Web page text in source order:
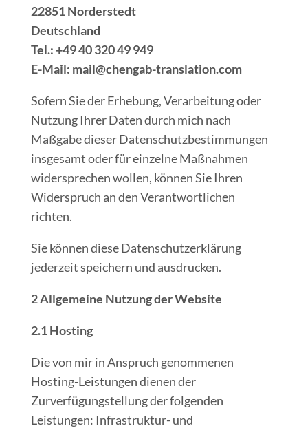
22851 Norderstedt
Deutschland
Tel.: +49 40 320 49 949
E-Mail: mail@chengab-translation.com
Sofern Sie der Erhebung, Verarbeitung oder
Nutzung Ihrer Daten durch mich nach
Maßgabe dieser Datenschutzbestimmungen
insgesamt oder für einzelne Maßnahmen
widersprechen wollen, können Sie Ihren
Widerspruch an den Verantwortlichen
richten.
Sie können diese Datenschutzerklärung
jederzeit speichern und ausdrucken.
2 Allgemeine Nutzung der Website
2.1 Hosting
Die von mir in Anspruch genommenen
Hosting-Leistungen dienen der
Zurverfügungstellung der folgenden
Leistungen: Infrastruktur- und